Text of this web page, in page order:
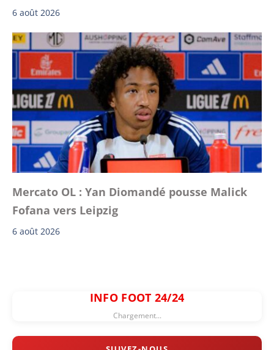
6 août 2026
Mercato OL : Yan Diomandé pousse Malick
Fofana vers Leipzig
6 août 2026
INFO FOOT 24/24
Chargement...